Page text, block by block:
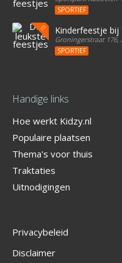
SPORTIEF
Kinderfeestje
Groningerstraat 176,
SPORTIEF
Handige links
Hoe werkt Kidzy.nl
Populaire plaatsen
Thema's voor thuis
Traktaties
Uitnodigingen
Privacybeleid
Disclaimer